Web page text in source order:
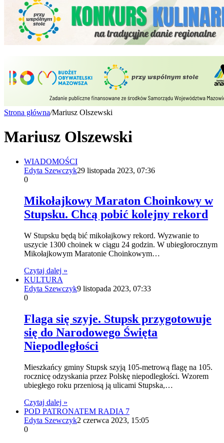
Strona główna/Mariusz Olszewski
Mariusz Olszewski
WIADOMOŚCI
Edyta Szewczyk29 listopada 2023, 07:36
0
Mikołajkowy Maraton Choinkowy w
Stupsku. Chcą pobić kolejny rekord
W Stupsku będą bić mikołajkowy rekord. Wyzwanie to
uszycie 1300 choinek w ciągu 24 godzin. W ubiegłorocznym
Mikołajkowym Maratonie Choinkowym…
Czytaj dalej »
KULTURA
Edyta Szewczyk9 listopada 2023, 07:33
0
Flaga się szyje. Stupsk przygotowuje
się do Narodowego Święta
Niepodległości
Mieszkańcy gminy Stupsk szyją 105-metrową flagę na 105.
rocznicę odzyskania przez Polskę niepodległości. Wzorem
ubiegłego roku przeniosą ją ulicami Stupska,…
Czytaj dalej »
POD PATRONATEM RADIA 7
Edyta Szewczyk2 czerwca 2023, 15:05
0